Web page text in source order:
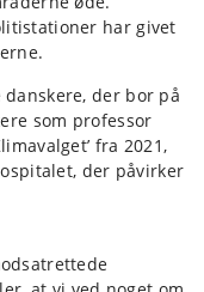
har givet
der bor på
som professor
fra 2021,
der påvirker